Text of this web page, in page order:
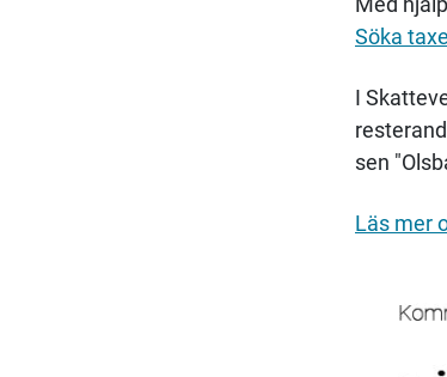
Söka
I
sen
Läs mer